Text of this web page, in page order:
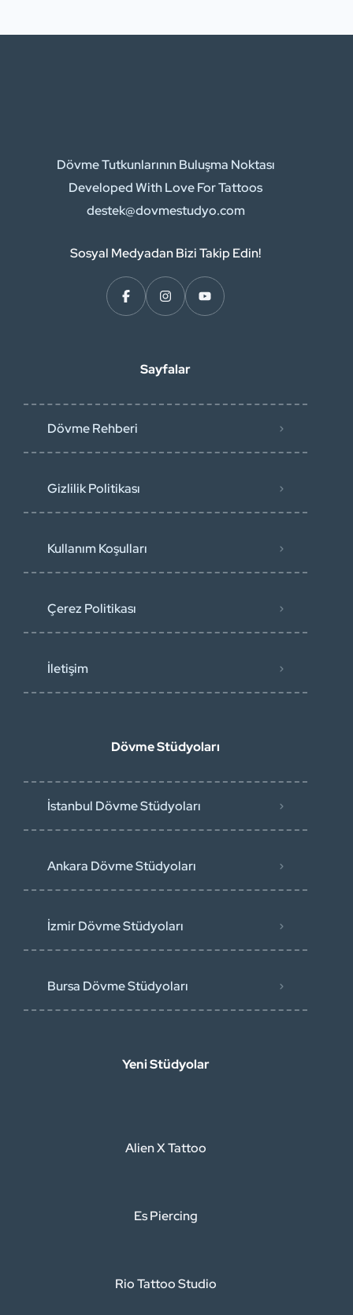
Dövme Tutkunlarının Buluşma Noktası
Developed With Love For Tattoos
destek@dovmestudyo.com
Sosyal Medyadan Bizi Takip Edin!
Sayfalar
Dövme Rehberi
Gizlilik Politikası
Kullanım Koşulları
Çerez Politikası
İletişim
Dövme Stüdyoları
İstanbul Dövme Stüdyoları
Ankara Dövme Stüdyoları
İzmir Dövme Stüdyoları
Bursa Dövme Stüdyoları
Yeni Stüdyolar
Alien X Tattoo
Es Piercing
Rio Tattoo Studio